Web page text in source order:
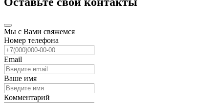
Мы с Вами свяжемся
Номер телефона
Email
Ваше имя
Комментарий